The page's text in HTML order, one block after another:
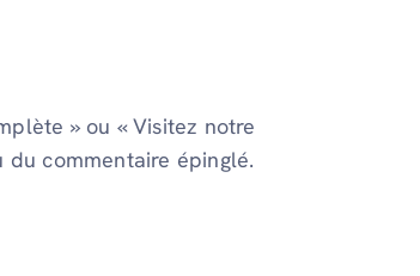
» ou « Visitez notre
commentaire épinglé.